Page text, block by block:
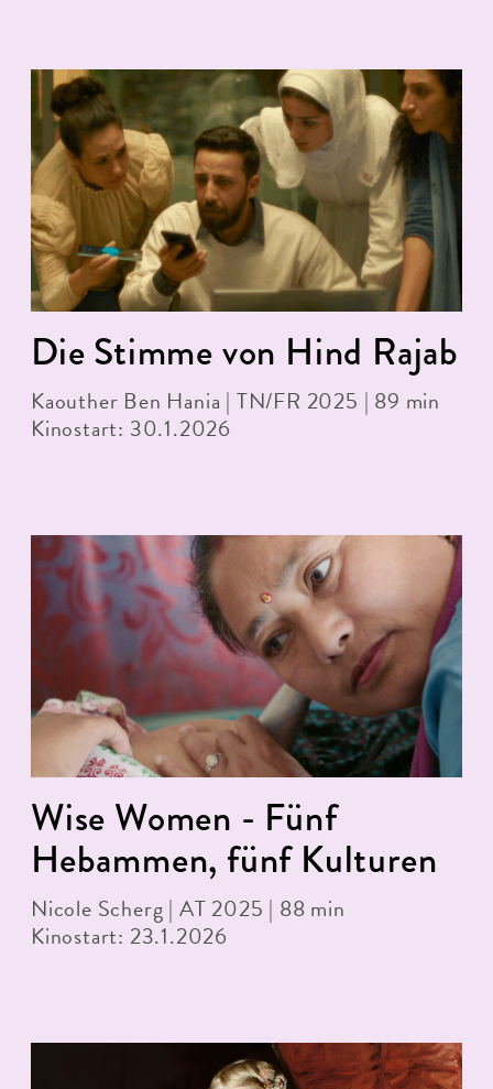
Die Stimme von Hind Rajab
Kaouther Ben Hania | TN/FR 2025 | 89 min
Kinostart: 30.1.2026
Wise Women - Fünf
Hebammen, fünf Kulturen
Nicole Scherg | AT 2025 | 88 min
Kinostart: 23.1.2026